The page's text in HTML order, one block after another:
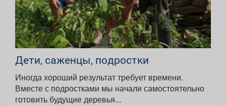
Дети, саженцы, подростки
Иногда хороший результат требует времени.
Вместе с подростками мы начали самостоятельно
готовить будущие деревья...